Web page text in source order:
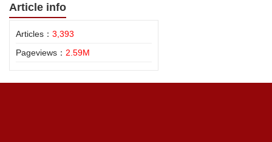
Article info
Articles： 3,393
Pageviews： 2.59M